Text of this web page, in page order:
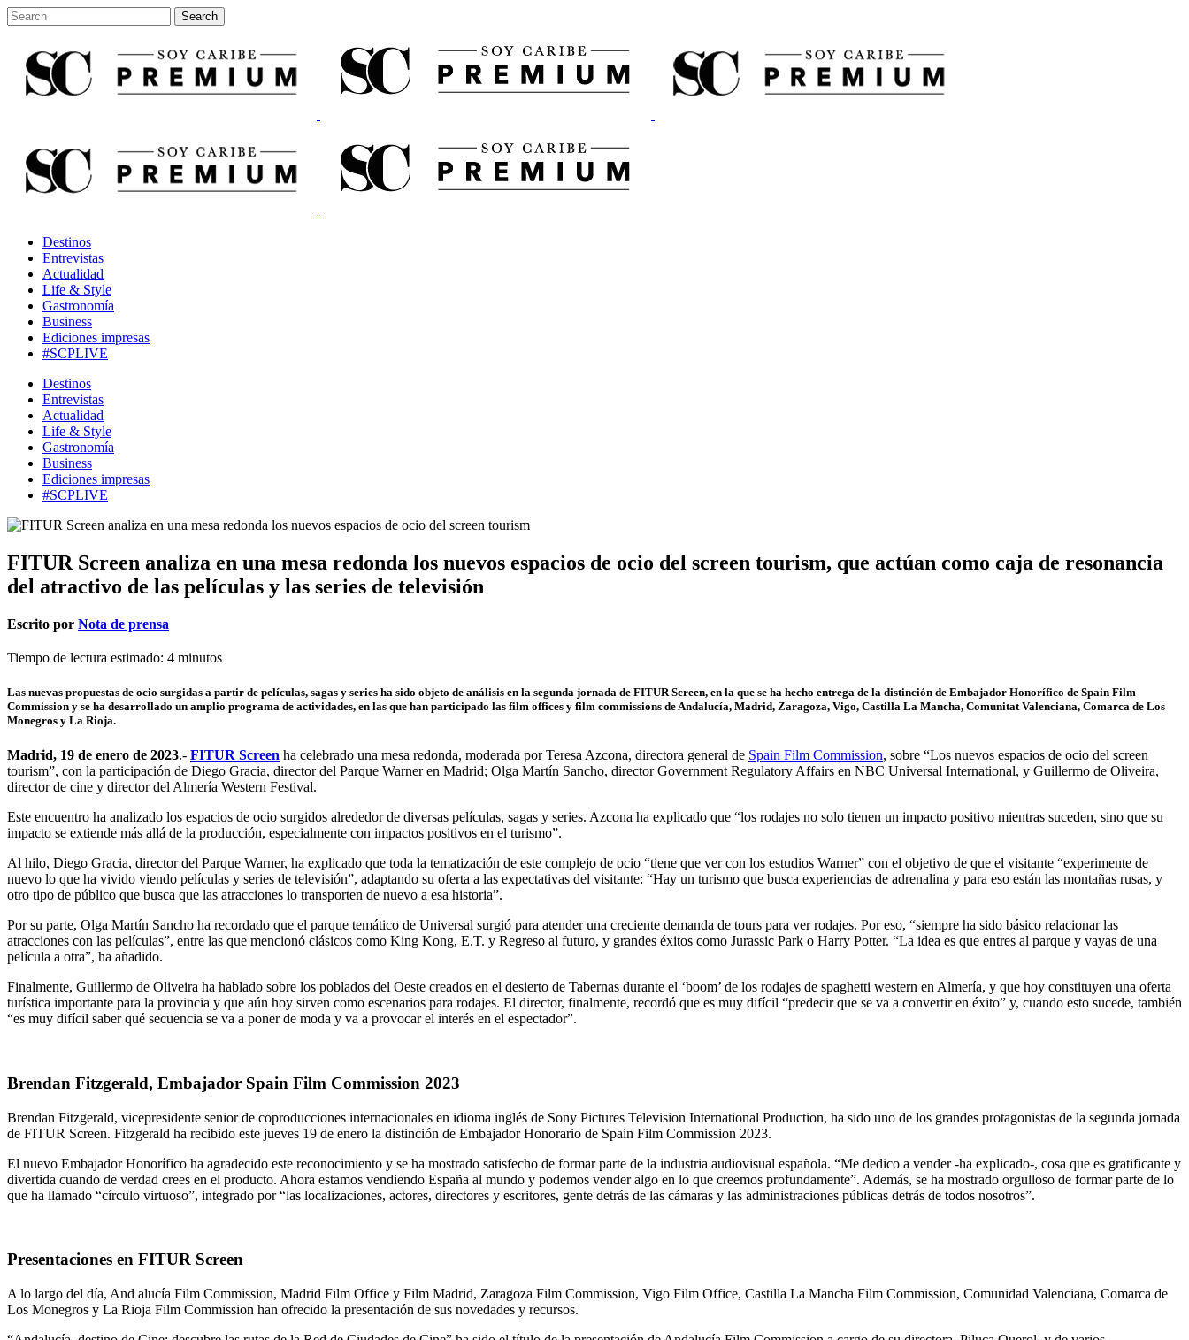
Destinos
Entrevistas
Actualidad
Life & Style
Gastronomía
Business
Ediciones impresas
#SCPLIVE
Destinos
Entrevistas
Actualidad
Life & Style
Gastronomía
Business
Ediciones impresas
#SCPLIVE
FITUR Screen analiza en una mesa redonda los nuevos espacios de ocio del screen tourism, que actúan como caja de resonancia
del atractivo de las películas y las series de televisión
Escrito por Nota de prensa
Tiempo de lectura estimado: 4 minutos
Las nuevas propuestas de ocio surgidas a partir de películas, sagas y series ha sido objeto de análisis en la segunda jornada de FITUR Screen, en la que se ha hecho entrega de la distinción de Embajador Honorífico de Spain Film
Commission y se ha desarrollado un amplio programa de actividades, en las que han participado las film offices y film commissions de Andalucía, Madrid, Zaragoza, Vigo, Castilla La Mancha, Comunitat Valenciana, Comarca de Los
Monegros y La Rioja.
Madrid, 19 de enero de 2023.- FITUR Screen ha celebrado una mesa redonda, moderada por Teresa Azcona, directora general de Spain Film Commission, sobre “Los nuevos espacios de ocio del screen
tourism”, con la participación de Diego Gracia, director del Parque Warner en Madrid; Olga Martín Sancho, director Government Regulatory Affairs en NBC Universal International, y Guillermo de Oliveira,
director de cine y director del Almería Western Festival.
Este encuentro ha analizado los espacios de ocio surgidos alrededor de diversas películas, sagas y series. Azcona ha explicado que “los rodajes no solo tienen un impacto positivo mientras suceden, sino que su
impacto se extiende más allá de la producción, especialmente con impactos positivos en el turismo”.
Al hilo, Diego Gracia, director del Parque Warner, ha explicado que toda la tematización de este complejo de ocio “tiene que ver con los estudios Warner” con el objetivo de que el visitante “experimente de
nuevo lo que ha vivido viendo películas y series de televisión”, adaptando su oferta a las expectativas del visitante: “Hay un turismo que busca experiencias de adrenalina y para eso están las montañas rusas, y
otro tipo de público que busca que las atracciones lo transporten de nuevo a esa historia”.
Por su parte, Olga Martín Sancho ha recordado que el parque temático de Universal surgió para atender una creciente demanda de tours para ver rodajes. Por eso, “siempre ha sido básico relacionar las
atracciones con las películas”, entre las que mencionó clásicos como King Kong, E.T. y Regreso al futuro, y grandes éxitos como Jurassic Park o Harry Potter. “La idea es que entres al parque y vayas de una
película a otra”, ha añadido.
Finalmente, Guillermo de Oliveira ha hablado sobre los poblados del Oeste creados en el desierto de Tabernas durante el ‘boom’ de los rodajes de spaghetti western en Almería, y que hoy constituyen una oferta
turística importante para la provincia y que aún hoy sirven como escenarios para rodajes. El director, finalmente, recordó que es muy difícil “predecir que se va a convertir en éxito” y, cuando esto sucede, también
“es muy difícil saber qué secuencia se va a poner de moda y va a provocar el interés en el espectador”.
Brendan Fitzgerald, Embajador Spain Film Commission 2023
Brendan Fitzgerald, vicepresidente senior de coproducciones internacionales en idioma inglés de Sony Pictures Television International Production, ha sido uno de los grandes protagonistas de la segunda jornada
de FITUR Screen. Fitzgerald ha recibido este jueves 19 de enero la distinción de Embajador Honorario de Spain Film Commission 2023.
El nuevo Embajador Honorífico ha agradecido este reconocimiento y se ha mostrado satisfecho de formar parte de la industria audiovisual española. “Me dedico a vender -ha explicado-, cosa que es gratificante y
divertida cuando de verdad crees en el producto. Ahora estamos vendiendo España al mundo y podemos vender algo en lo que creemos profundamente”. Además, se ha mostrado orgulloso de formar parte de lo
que ha llamado “círculo virtuoso”, integrado por “las localizaciones, actores, directores y escritores, gente detrás de las cámaras y las administraciones públicas detrás de todos nosotros”.
Presentaciones en FITUR Screen
A lo largo del día, And alucía Film Commission, Madrid Film Office y Film Madrid, Zaragoza Film Commission, Vigo Film Office, Castilla La Mancha Film Commission, Comunidad Valenciana, Comarca de
Los Monegros y La Rioja Film Commission han ofrecido la presentación de sus novedades y recursos.